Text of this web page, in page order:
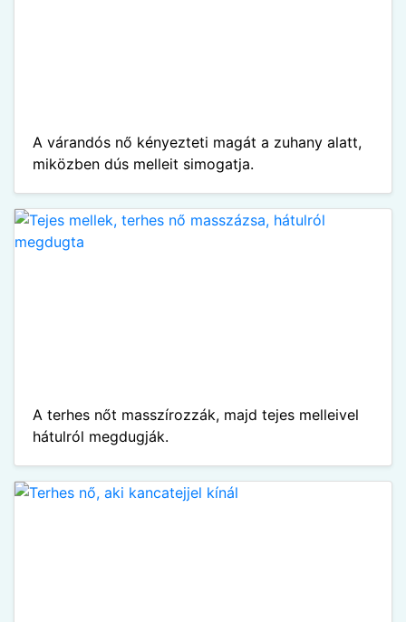
A várandós nő kényezteti magát a zuhany alatt,
miközben dús melleit simogatja.
A terhes nőt masszírozzák, majd tejes melleivel
hátulról megdugják.